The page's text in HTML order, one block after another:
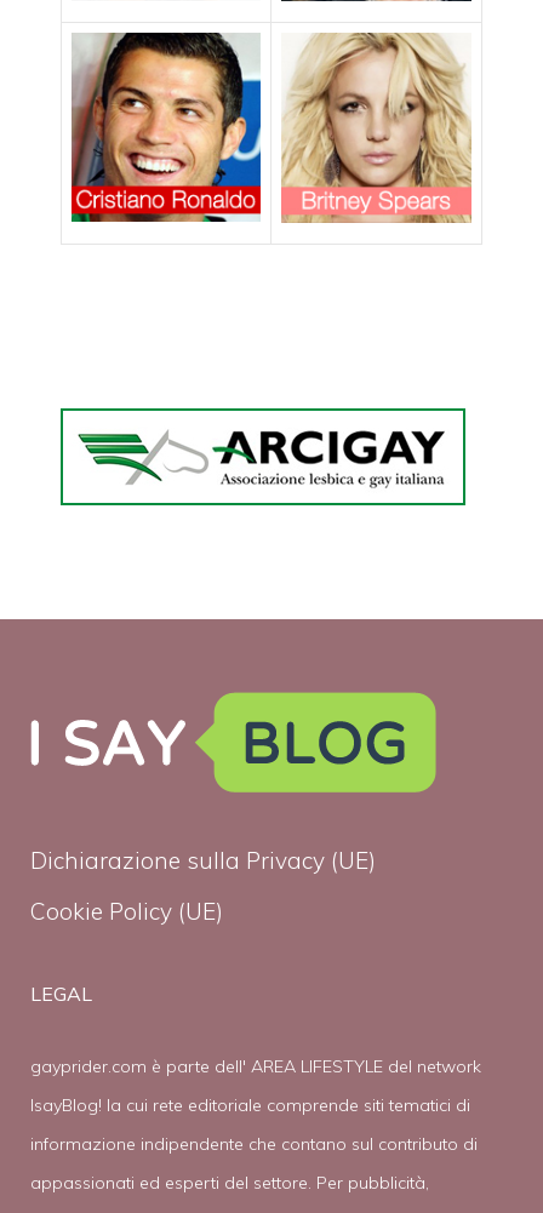
Dichiarazione sulla Privacy (UE)
Cookie Policy (UE)
LEGAL
gayprider.com è parte dell' AREA LIFESTYLE del network
IsayBlog! la cui rete editoriale comprende siti tematici di
informazione indipendente che contano sul contributo di
appassionati ed esperti del settore. Per pubblicità,